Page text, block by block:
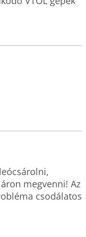
megvenni! Az
csodálatos